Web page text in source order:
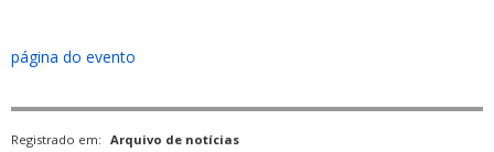
página do evento
Registrado em: Arquivo de notícias